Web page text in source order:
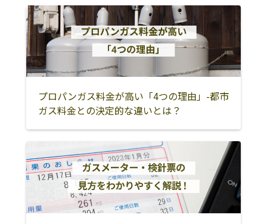
プロパンガス料金が高い「4つの理由」-都市
ガス料金との決定的な違いとは？